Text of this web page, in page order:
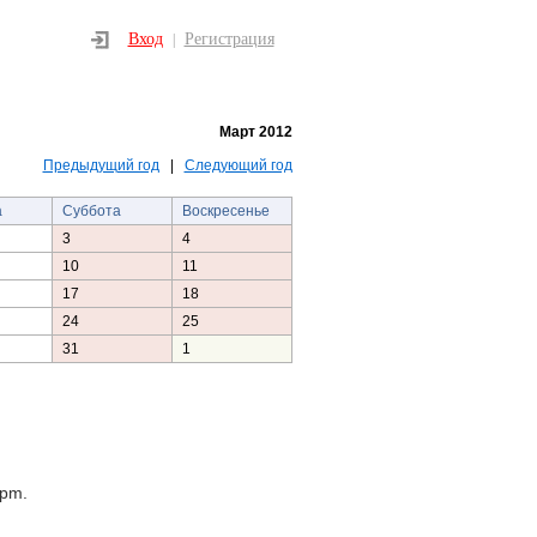
Вход Регистрация
Март 2012
Предыдущий год| Следующий год
Суббота
Воскресенье
3
4
10
11
17
18
24
25
31
1